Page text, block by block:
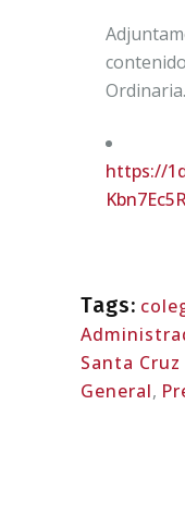
Ordinaria.
https://
Tags:
Santa
General,